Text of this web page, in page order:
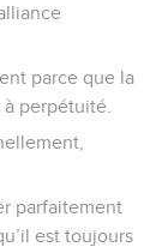
parce que la
perpétuité.
parfaitement
est toujours